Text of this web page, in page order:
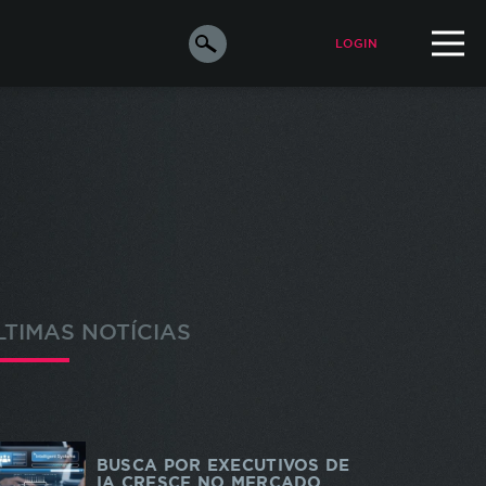
LOGIN
NOTÍCIAS
BUSCA POR EXECUTIVOS DE
IA CRESCE NO MERCADO